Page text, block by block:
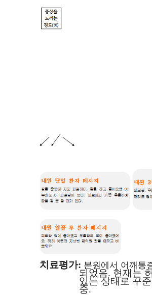
치료평가: 본원에서 어깨통
되었음. 현재는
있는 상태로 꾸
중.